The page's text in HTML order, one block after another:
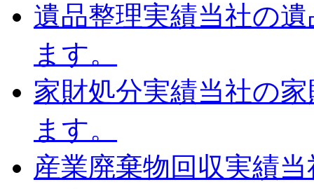
遺品整理実績当社の
ます。
家財処分実績当社の
ます。
産業廃棄物回収実績